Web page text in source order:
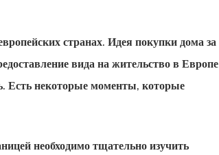
странах. Идея покупки дома за
вида на жительство в Европе
Есть некоторые моменты, которые
необходимо тщательно изучить